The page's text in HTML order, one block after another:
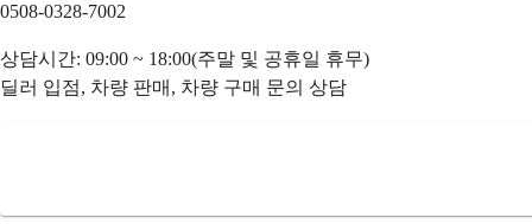
0508-0328-7002
상담시간: 09:00 ~ 18:00(주말 및 공휴일 휴무)
딜러 입점, 차량 판매, 차량 구매 문의 상담